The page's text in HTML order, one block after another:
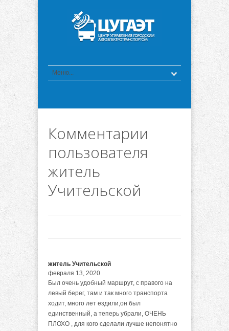
Комментарии
пользователя
житель
Учительской
житель Учительской
февраля 13, 2020
Был очень удобный маршрут, с правого на
левый берег, там и так много транспорта
ходит, много лет ездили,он был
единственный, а теперь убрали, ОЧЕНЬ
ПЛОХО , для кого сделали лучше непонятно